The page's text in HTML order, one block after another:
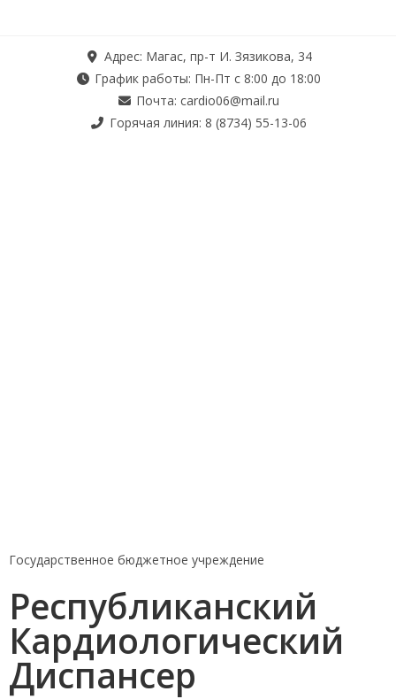
Адрес: Магас, пр-т И. Зязикова, 34
График работы: Пн-Пт с 8:00 до 18:00
Почта: cardio06@mail.ru
Горячая линия: 8 (8734) 55-13-06
Государственное бюджетное учреждение
Республиканский
Кардиологический
Диспансер